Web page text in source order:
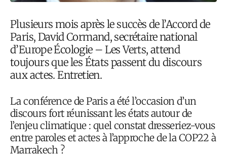
Plusieurs mois après le succès de l’Accord de
Paris, David Cormand, secrétaire national
d’Europe Écologie – Les Verts, attend
toujours que les États passent du discours
aux actes. Entretien.
La conférence de Paris a été l’occasion d’un
discours fort réunissant les états autour de
l’enjeu climatique : quel constat dresseriez-vous
entre paroles et actes à l’approche de la COP22 à
Marrakech ?